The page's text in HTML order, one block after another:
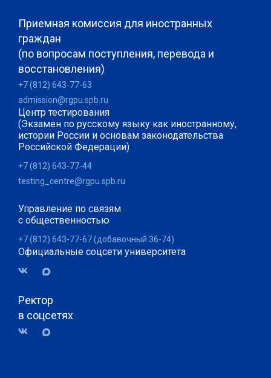
Приемная комиссия для иностранных
граждан
(по вопросам поступления, перевода и
восстановления)
+7 (812) 643-77-63
admission@rgpu.spb.ru
Центр тестирования
(Экзамен по русскому языку как иностранному,
истории России и основам законодательства
Российской Федерации)
+7 (812) 643-77-44
testing_centre@rgpu.spb.ru
Управление по связям
с общественностью
+7 (812) 643-77-67 (добавочный 36-74)
Официальные соцсети университета
Ректор
в соцсетях